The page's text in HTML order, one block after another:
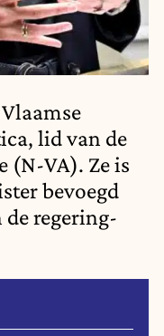
lid van de
(N-VA). Ze is
bevoegd
regering-